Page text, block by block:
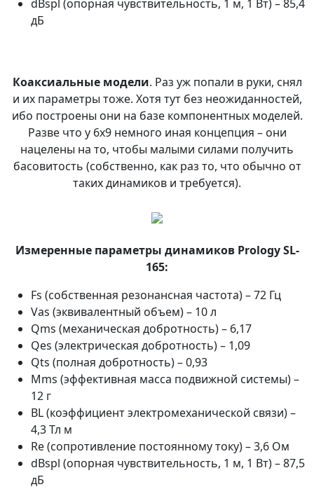
dBspl (опорная чувствительность, 1 м, 1 Вт) – 85,4
дБ
Коаксиальные модели. Раз уж попали в руки, снял
и их параметры тоже. Хотя тут без неожиданностей,
ибо построены они на базе компонентных моделей.
Разве что у 6х9 немного иная концепция – они
нацелены на то, чтобы малыми силами получить
басовитость (собственно, как раз то, что обычно от
таких динамиков и требуется).
Измеренные параметры динамиков Prology SL-
165:
Fs (собственная резонансная частота) – 72 Гц
Vas (эквивалентный объем) – 10 л
Qms (механическая добротность) – 6,17
Qes (электрическая добротность) – 1,09
Qts (полная добротность) – 0,93
Mms (эффективная масса подвижной системы) –
12 г
BL (коэффициент электромеханической связи) –
4,3 Тл м
Re (сопротивление постоянному току) – 3,6 Ом
dBspl (опорная чувствительность, 1 м, 1 Вт) – 87,5
дБ